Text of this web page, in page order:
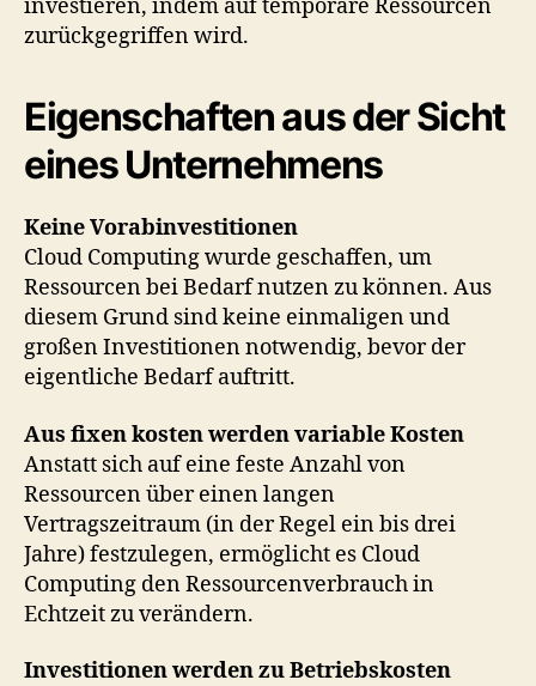
investieren, indem auf temporäre Ressourcen
zurückgegriffen wird.
Eigenschaften aus der Sicht
eines Unternehmens
Keine Vorabinvestitionen
Cloud Computing wurde geschaffen, um
Ressourcen bei Bedarf nutzen zu können. Aus
diesem Grund sind keine einmaligen und
großen Investitionen notwendig, bevor der
eigentliche Bedarf auftritt.
Aus fixen kosten werden variable Kosten
Anstatt sich auf eine feste Anzahl von
Ressourcen über einen langen
Vertragszeitraum (in der Regel ein bis drei
Jahre) festzulegen, ermöglicht es Cloud
Computing den Ressourcenverbrauch in
Echtzeit zu verändern.
Investitionen werden zu Betriebskosten